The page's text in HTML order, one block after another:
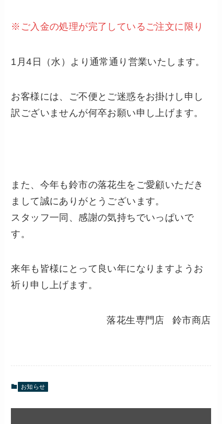
※ご入金の処理が完了しているご注文に限り
1月4日（水）より通常通り営業いたします。
お客様には、ご不便とご迷惑をお掛けし申し
訳ございませんが何卒お願い申し上げます。
また、今年も鈴市の落花生をご愛顧いただき
まして誠にありがとうございます。
スタッフ一同、感謝の気持ちでいっぱいで
す。
来年も皆様にとって良い年になりますようお
祈り申し上げます。
落花生専門店 鈴市商店
お知らせ